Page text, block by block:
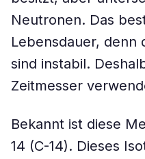
Neutronen. Das
Lebensdauer, denn
sind instabil.
Zeitmesser
Bekannt ist diese
14 (C-14). Dieses